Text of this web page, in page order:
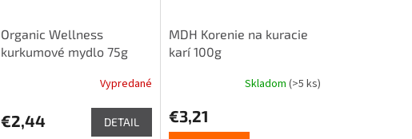
Organic Wellness
kurkumové mydlo 75g
Vypredané
€2,44 DETAIL
MDH Korenie na kuracie
karí 100g
Skladom (>5 ks)
€3,21